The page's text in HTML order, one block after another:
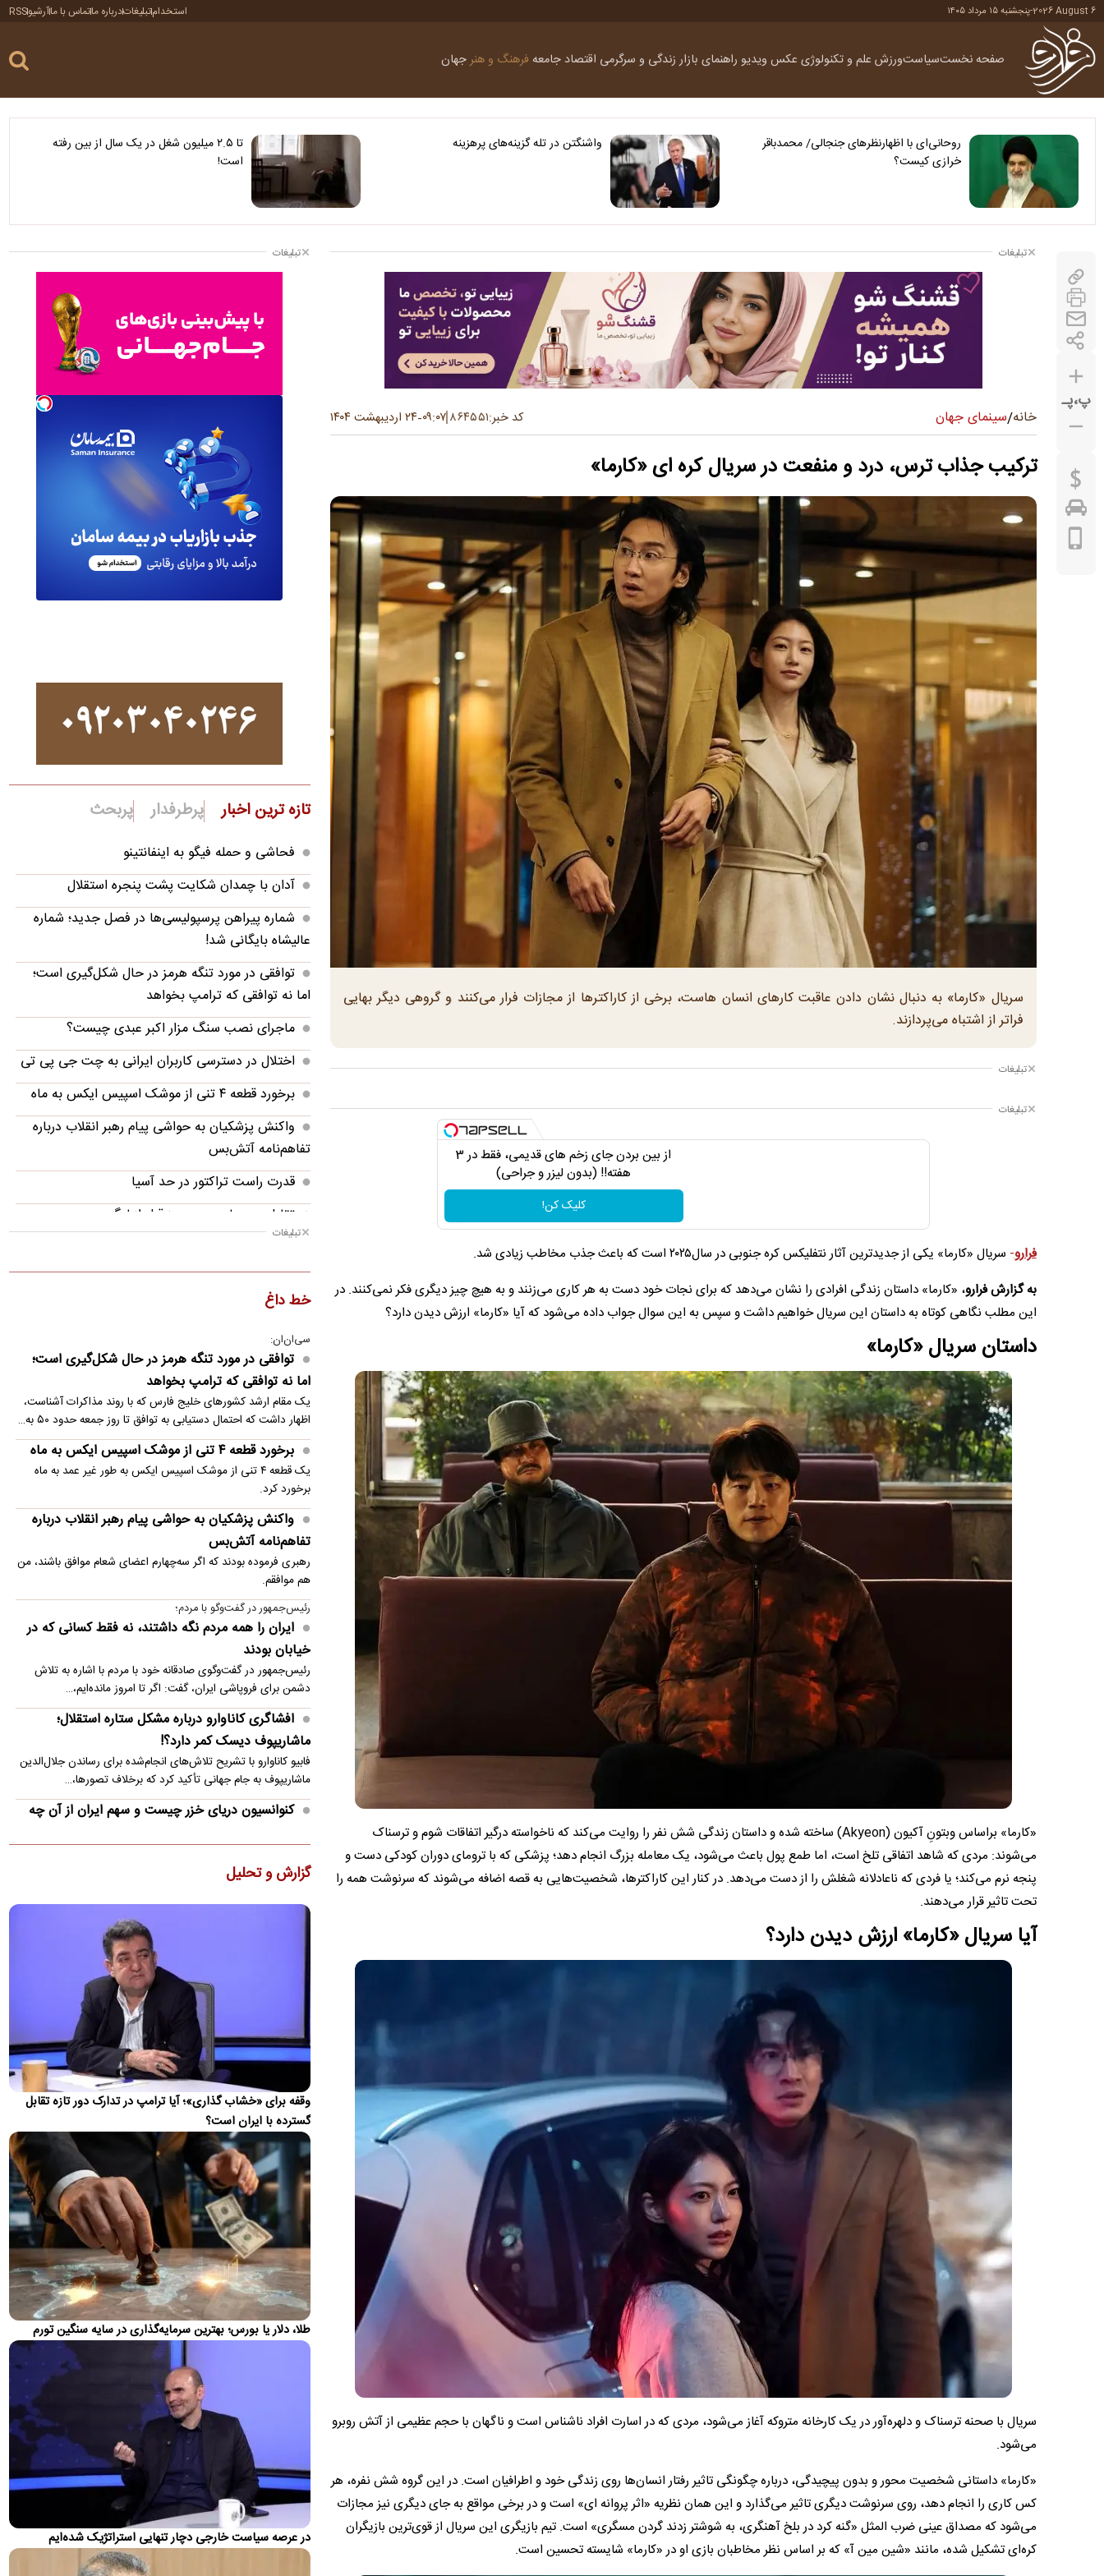
2026 August 6
-پنجشنبه ۱۵ مرداد ۱۴۰۵ استخدامتبلیغاتدرباره ماتماس با ماآرشیوRSS
صفحه نخستسیاستورزش علم و تکنولوژی عکس ویدیو راهنمای بازارزندگی و سرگرمی اقتصاد جامعه فرهنگ و هنرجهان
روحانی‌ای با اظهارنظرهای جنجالی/ محمدباقر
خرازی کیست؟
واشنگتن در تله گزینه‌های پرهزینه
تا ۲.۵ میلیون شغل در یک سال از بین رفته
است!
پ،پـ
تبلیغات
خانه/سینمای جهان کد خبر:۸۶۴۵۵۱ ۰۹:۰۷-۲۴ اردیبهشت ۱۴۰۴
ترکیب جذاب ترس، درد و منفعت در سریال کره ای «کارما»
سریال «کارما» به دنبال نشان دادن عاقبت کارهای انسان هاست، برخی از کاراکترها از مجازات فرار می‌کنند و گروهی دیگر بهایی
فراتر از اشتباه می‌پردازند.
تبلیغات
تبلیغات
از بین بردن جای زخم های قدیمی، فقط در 3
هفته!! (بدون لیزر و جراحی)
کلیک کن!
فرارو- سریال «کارما» یکی از جدیدترین آثار نتفلیکس کره جنوبی در سال۲۰۲۵ است که باعث جذب مخاطب زیادی شد.
به گزارش فرارو، «کارما» داستان زندگی افرادی را نشان می‌دهد که برای نجات خود دست به هر کاری می‌زنند و به هیچ چیز دیگری فکر نمی‌کنند. در
این مطلب نگاهی کوتاه به داستان این سریال خواهیم داشت و سپس به این سوال جواب داده می‌شود که آیا «کارما» ارزش دیدن دارد؟
داستان سریال «کارما»
«کارما» براساس وبتونِ آکیون (Akyeon) ساخته شده و داستان زندگی شش نفر را روایت می‌کند که ناخواسته درگیر اتفاقات شوم و ترسناک
می‌شوند: مردی که شاهد اتفاقی تلخ است، اما طمع پول باعث می‌شود، یک معامله بزرگ انجام دهد؛ پزشکی که با ترومای دوران کودکی دست و
پنجه نرم می‌کند؛ یا فردی که ناعادلانه شغلش را از دست می‌دهد. در کنار این کاراکترها، شخصیت‌هایی به قصه اضافه می‌شوند که سرنوشت همه را
تحت تاثیر قرار می‌دهند.
آیا سریال «کارما» ارزش دیدن دارد؟
سریال با صحنه ترسناک و دلهره‌آور در یک کارخانه متروکه آغاز می‌شود، مردی که در اسارت افراد ناشناس است و ناگهان با حجم عظیمی از آتش روبرو
می‌شود.
«کارما» داستانی شخصیت محور و بدون پیچیدگی، درباره چگونگی تاثیر رفتار انسان‌ها روی زندگی خود و اطرافیان است. در این گروه شش نفره، هر
کس کاری را انجام دهد، روی سرنوشت دیگری تاثیر می‌گذارد و این همان نظریه «اثر پروانه ای» است و در برخی مواقع به جای دیگری نیز مجازات
می‌شود که مصداق عینی ضرب المثل «گنه کرد در بلخ آهنگری، به شوشتر زدند گردن مسگری» است. تیم بازیگری این سریال از قوی‌ترین بازیگران
کره‌ای تشکیل شده، مانند «شین مین آ» که بر اساس نظر مخاطبان بازی او در «کارما» شایسته تحسین است.
تبلیغات
تازه ترین اخبار پرطرفدار پربحث
فحاشی و حمله فیگو به اینفانتینو
آدان با چمدان شکایت پشت پنجره استقلال
شماره پیراهن پرسپولیسی‌ها در فصل جدید؛ شماره
عالیشاه بایگانی شد!
توافقی در مورد تنگه هرمز در حال شکل‌گیری است؛
اما نه توافقی که ترامپ بخواهد
ماجرای نصب سنگ مزار اکبر عبدی چیست؟
اختلال در دسترسی کاربران ایرانی به چت جی پی تی
برخورد قطعه ۴ تنی از موشک اسپیس ایکس به ماه
واکنش پزشکیان به حواشی پیام رهبر انقلاب درباره
تفاهم‌نامه آتش‌بس
قدرت راست تراکتور در حد آسیا
تقابل پرسپولیس و پیروز قبل از لیگ
خیابان بودند
قطع امید مدیرعامل استقلال از پنجره نقل و انتقالات
افشاگری کاناوارو درباره مشکل ستاره استقلال؛
ماشاریپوف دیسک کمر دارد؟!
آخرین وضعیت حضور مهدی طارمی در زسکا مسکو
تبلیغات
خط داغ
سی‌ان‌ان:
توافقی در مورد تنگه هرمز در حال شکل‌گیری است؛
اما نه توافقی که ترامپ بخواهد
یک مقام ارشد کشورهای خلیج فارس که با روند مذاکرات آشناست،
اظهار داشت که احتمال دستیابی به توافق تا روز جمعه حدود ۵۰ به…
برخورد قطعه ۴ تنی از موشک اسپیس ایکس به ماه
یک قطعه ۴ تنی از موشک اسپیس ایکس به طور غیر عمد به ماه
برخورد کرد.
واکنش پزشکیان به حواشی پیام رهبر انقلاب درباره
تفاهم‌نامه آتش‌بس
رهبری فرموده بودند که اگر سه‌چهارم اعضای شعام موافق باشند، من
هم موافقم.
رئیس‌جمهور در گفت‌وگو با مردم؛
ایران را همه مردم نگه داشتند، نه فقط کسانی که در
خیابان بودند
رئیس‌جمهور در گفت‌وگوی صادقانه خود با مردم با اشاره به تلاش
دشمن برای فروپاشی ایران، گفت: اگر تا امروز مانده‌ایم،…
افشاگری کاناوارو درباره مشکل ستاره استقلال؛
ماشاریپوف دیسک کمر دارد؟!
فابیو کاناوارو با تشریح تلاش‌های انجام‌شده برای رساندن جلال‌الدین
ماشاریپوف به جام جهانی تأکید کرد که برخلاف تصورها،…
کنوانسیون دریای خزر چیست و سهم ایران از آن چه
هشت سال به مجلس ارسال کرد. جزئیات این کنوانسیون، روند…
ظریف: چین و روسیه شرکای مهم ایران هستند، اما نه
جایگزین همه جهان
دیپلمات پیشین ایران بیان کرد که چین و روسیه شرکای مهم ایران در
آینده خواهند بود، اما این روابط نباید جایگزین تعامل با…
ویدئو؛ جزئیات و لحظه وقوع حادثه امنیتی برای
بالگرد ترامپ
حادثه امنیتی برای بالگرد دونالد ترامپ پس از آن رخ داد که
Marine One در ۴ آگوست از فرودگاه الیپس خارج شد، در حالی
این گزارش به روز می‌شود...
اطلاعات تازه از شنیده شدن صدای انفجار در بحرین
برخی منابع عربی شنیدن صدای انفجار در کشور بحرین را تایید
کردند.
تصاویر ماهواره‌ای از نشت نفت کشتی یونانی در تنگه
هرمز
یک کشتی یونانی که در تلاش بود از طریق سمت عمانی از تنگه عبور
کند، هدف حمله قرار گرفت.
قیمت جدید بنزین سوپر اعلام شد
حجم عرضه بنزین ویژه یا همان سوپر در بورس انرژی ۲۴۰ هزار لیتر
بوده و نرخ عرضه ۸۴۶ هزار ریال است.
واکنش رامین بعد از جدایی رسمی از استقلال؛ او در
مایورکا چه‌کار می‌کند؟!
رامین رضاییان بعد از جدایی رسمی از استقلال استوری جدیدی را
در فضای مجازی به اشتراک گذاشته است.
بقائی: برنامه‌ای برای سفر عراقچی و قالیباف به
پاکستان یا قطر نیست / بیانیه مشترک ایران و عمان در
مرحله بررسی و تدوین نهایی است
سخنگوی وزارت خارجه گفت: تفاهم ایران و عمان به خودی خود
نمی‌تواند به معنای تضمین امنیت کامل برای کشتی‌های عبوری از…
ادعای آسوشیتدپرس:
پیش‌نویس توافق ایران و عمان نهایی شد؟
گزارش و تحلیل
وقفه برای «خشاب گذاری»؛ آیا ترامپ در تدارک دور تازه تقابل
گسترده با ایران است؟
طلا، دلار یا بورس؛ بهترین سرمایه‌گذاری در سایه سنگین تورم
در عرصه سیاست خارجی دچار تنهایی استراتژیک شده‌ایم